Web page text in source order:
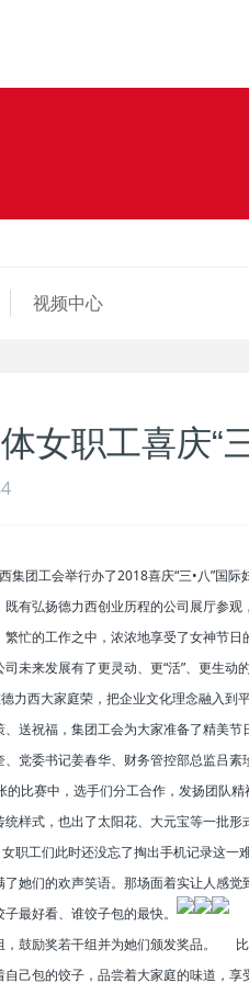
视频中心
女职工喜庆“
团工会举行办了2018喜庆“三•八”国
有弘扬德力西创业历程的公司展厅参
忙的工作之中，浓浓地享受了女神节日
未来发展有了更灵动、更“活”、更生
力西大家庭荣，把企业文化理念融入
送祝福，集团工会为大家准备了精美节
党委书记姜春华、财务管控部总监吕
比赛中，选手们分工合作，发扬团队
样式，也出了太阳花、大元宝等一批
工们此时还没忘了掏出手机记录这一
她们的欢声笑语。那场面着实让人感
最好看、谁饺子包的最快。
鼓励奖若干组并为她们颁发奖品。
比
己包的饺子，品尝着大家庭的味道，享